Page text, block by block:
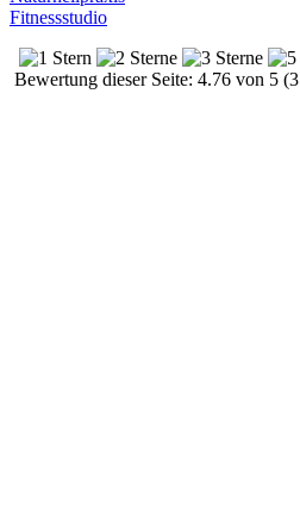
Fitnessstudio
Bewertung dieser Seite: 4.76 von 5